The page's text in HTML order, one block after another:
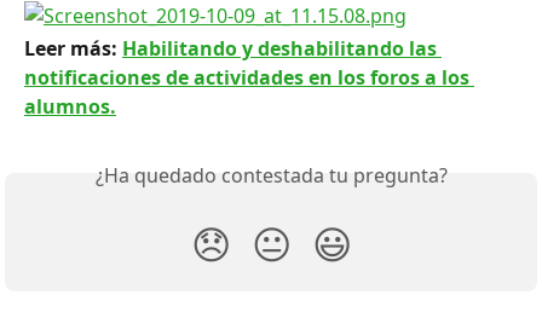
Leer más: Habilitando y deshabilitando las
notificaciones de actividades en los foros a los
alumnos.
¿Ha quedado contestada tu pregunta?
😞 😐 😃